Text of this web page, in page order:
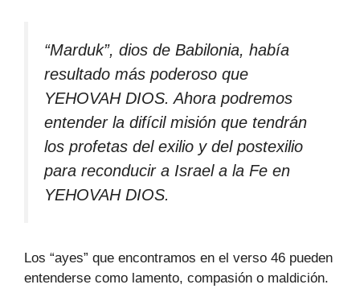
“Marduk”, dios de Babilonia, había
resultado más poderoso que
YEHOVAH DIOS. Ahora podremos
entender la difícil misión que tendrán
los profetas del exilio y del postexilio
para reconducir a Israel a la Fe en
YEHOVAH DIOS.
Los “ayes” que encontramos en el verso 46 pueden
entenderse como lamento, compasión o maldición.